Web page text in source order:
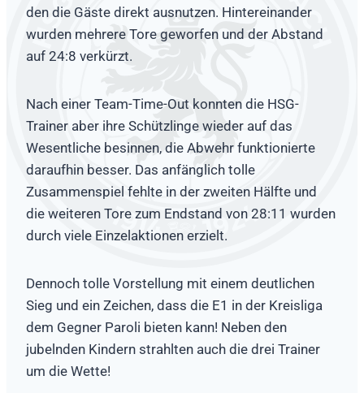
den die Gäste direkt ausnutzen. Hintereinander
wurden mehrere Tore geworfen und der Abstand
auf 24:8 verkürzt.
Nach einer Team-Time-Out konnten die HSG-
Trainer aber ihre Schützlinge wieder auf das
Wesentliche besinnen, die Abwehr funktionierte
daraufhin besser. Das anfänglich tolle
Zusammenspiel fehlte in der zweiten Hälfte und
die weiteren Tore zum Endstand von 28:11 wurden
durch viele Einzelaktionen erzielt.
Dennoch tolle Vorstellung mit einem deutlichen
Sieg und ein Zeichen, dass die E1 in der Kreisliga
dem Gegner Paroli bieten kann! Neben den
jubelnden Kindern strahlten auch die drei Trainer
um die Wette!